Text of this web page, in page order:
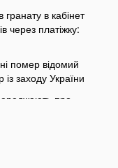
гранату в кабінет
через платіжку:
помер відомий
із заходу України
про
на трасі біля